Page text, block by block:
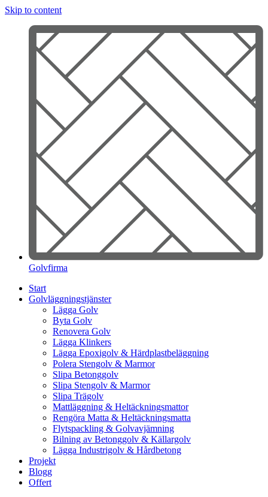
Skip to content
Golvfirma
Start
Golvläggningstjänster
Lägga Golv
Byta Golv
Renovera Golv
Lägga Klinkers
Lägga Epoxigolv & Härdplastbeläggning
Polera Stengolv & Marmor
Slipa Betonggolv
Slipa Stengolv & Marmor
Slipa Trägolv
Mattläggning & Heltäckningsmattor
Rengöra Matta & Heltäckningsmatta
Flytspackling & Golvavjämning
Bilning av Betonggolv & Källargolv
Lägga Industrigolv & Hårdbetong
Projekt
Blogg
Offert